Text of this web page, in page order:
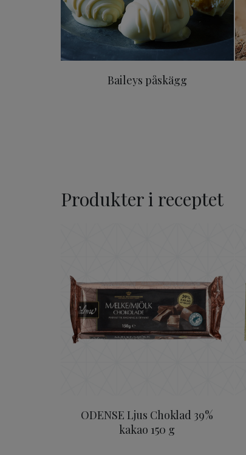
Baileys påskägg
Produkter i receptet
ODENSE Ljus Choklad 39%
kakao 150 g